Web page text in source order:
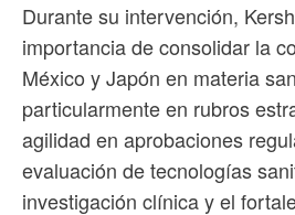
Durante su intervención,
importancia de consolidar la
México y Japón en materia
particularmente en rubros
agilidad en aprobaciones
evaluación de tecnologías
investigación clínica y el